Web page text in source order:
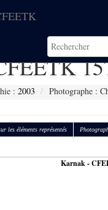
: 2003 Photographe :
les éléments représentés